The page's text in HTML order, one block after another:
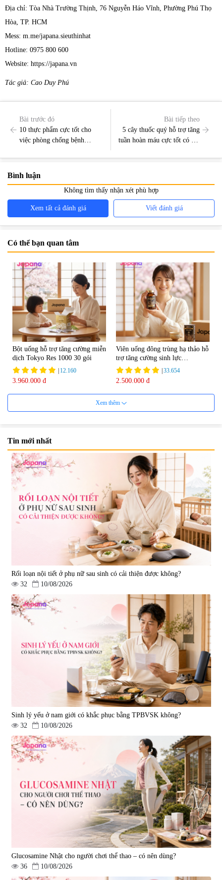
Địa chỉ: Tòa Nhà Trường Thịnh, 76 Nguyễn Háo Vĩnh, Phường Phú Thọ
Hòa, TP. HCM
Mess: m.me/japana.sieuthinhat
Hotline: 0975 800 600
Website: https://japana.vn
Tác giả: Cao Duy Phú
Bài trước đó
10 thực phẩm cực tốt cho
việc phòng chống bệnh
Bài tiếp theo
5 cây thuốc quý hỗ trợ tăng
tuần hoàn máu cực tốt có thể
Bình luận
Không tìm thấy nhận xét phù hợp
Xem tất cả đánh giá Viết đánh giá
Có thể bạn quan tâm
Bột uống hỗ trợ tăng cường miễn
dịch Tokyo Res 1000 30 gói
| 12.160
3.960.000 đ
Viên uống đông trùng hạ thảo hỗ
trợ tăng cường sinh lực
Tohchukasou Premium Yo
Group 180 viên - Date 08/2027
|33.654
2.500.000 đ
Mặt Nạ Nichiei Bussan Nano
NMN+ 3D Face Mask Luxury (8
miếng)
0
1.890.000 đ
Viên uống bổ não Ribeto Shoji
Ichoha Ekisu Plus - 90 viên
|57.920
1.450.000 đ
Viên uống hỗ trợ tăng cường
sinh lý nam Fujina Monster Shot
880.000 đ
Viên uống chống lão hóa, tăng
sức khỏe Yangmiwa NMN 60
viên
|42.588
5.500.000 đ
Viên uống phòng ngừa đột quỵ,
tai biến Nattokinase Nano
Premium 120 viên
2.290.000 đ
Xem thêm
Tin mới nhất
Rối loạn nội tiết ở phụ nữ sau sinh có cải thiện được không?
32
10/08/2026
Sinh lý yếu ở nam giới có khắc phục bằng TPBVSK không?
32
10/08/2026
Glucosamine Nhật cho người chơi thể thao – có nên dùng?
36
10/08/2026